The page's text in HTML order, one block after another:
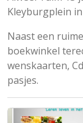
Kleyburgplein
Naast een
boekwinkel
wenskaarten,
pasjes.